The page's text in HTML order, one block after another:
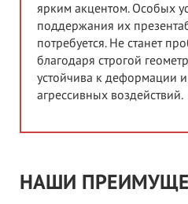
ярким акцентом. Особых
поддержания их
потребуется. Не станет
благодаря строгой
устойчива к деформации
агрессивных воздействий.
НАШИ